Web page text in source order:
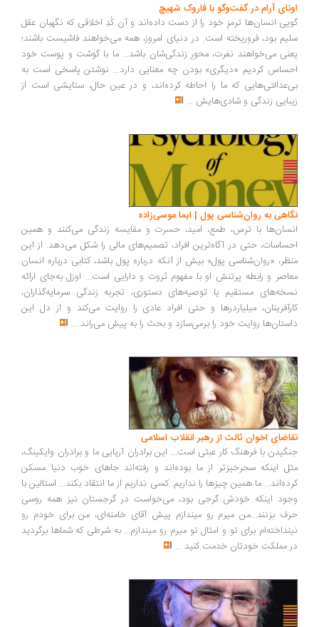
آرام در گفت‌وگو با فاروک شهیچ‭
انسان‌ها ترمزِ خود را از دست داده‌اند و آن کُدِ اخلاقی که نگهبان عقل
بود، فروریخته است. در دنیای امروز، همه می‌خواهند فاشیست باشند؛
می‌خواهند نفرت، محورِ زندگی‌شان باشد... ما با گوشت و پوست خود
کردیم «دیگری» بودن چه معنایی دارد... نوشتن پاسخی است به
که ما را احاطه کرده‌اند، و در عین حال، ستایشی است از
زندگی و شادی‌هایش...
به روان‌شناسی پول | ایما موسی‌زاده
با ترس، طمع، امید، حسرت و مقایسه زندگی می‌کنند و همین
حتی در آگاه‌ترین افراد، تصمیم‌های مالی را شکل می‌دهد. از این
«روان‌شناسی پول» بیش از آنکه درباره پول باشد، کتابی درباره انسان
و رابطه پرتنش او با مفهوم ثروت و دارایی است... اوزل به‌جای ارائه
مستقیم یا توصیه‌های دستوری، تجربه زندگی سرمایه‌گذاران،
میلیاردرها و حتی افراد عادی را روایت می‌کند و از دل این
روایت خود را برمی‌سازد و بحث را به پیش می‌راند ...
اخوان ثالث از رهبر انقلاب اسلامی
با فرهنگ کار عبثی است... این برادران آریایی ما و برادران وایکینگ،
اینکه سحرخیزتر از ما بوده‌اند و رفته‌اند جاهای خوب دنیا مسکن
ما همین چیزها را نداریم. کسی نداریم از ما انتقاد بکند... استالین با
اینکه خودش گرجی بود، می‌خواست در گرجستان نیز همه روسی
بزنند...من میرم رو میندازم پیش آقای خامنه‌ای، من برای خودم رو
برای تو و امثال تو میرم رو میندازم... به شرطی که شماها برگردید
مملکت خودتان خدمت کنید...